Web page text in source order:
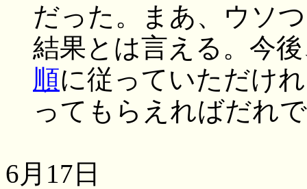
だった。まあ、ウソ
結果とは言える。今
順に従っていただけ
ってもらえればだれ
6月17日